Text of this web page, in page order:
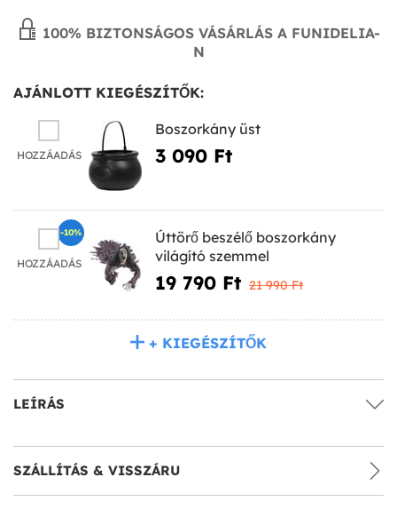
100% BIZTONSÁGOS VÁSÁRLÁS A FUNIDELIA-
N
AJÁNLOTT KIEGÉSZÍTŐK:
HOZZÁADÁS
Boszorkány üst
3 090 Ft‎
HOZZÁADÁS
Úttörő beszélő boszorkány
világító szemmel
19 790 Ft‎ 21 990 Ft‎
-10%
+ KIEGÉSZÍTŐK
LEÍRÁS
SZÁLLÍTÁS & VISSZÁRU